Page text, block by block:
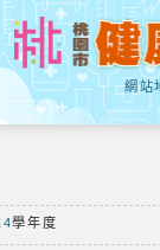
網站
學年度